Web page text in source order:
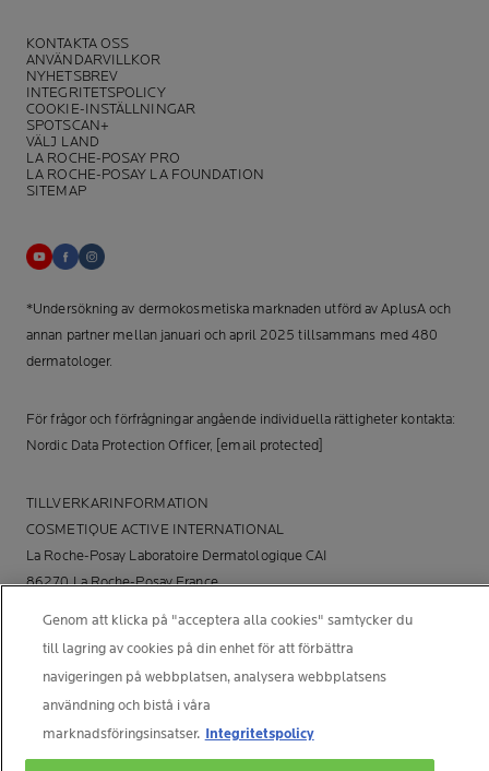
KONTAKTA OSS
ANVÄNDARVILLKOR
NYHETSBREV
INTEGRITETSPOLICY
COOKIE-INSTÄLLNINGAR
SPOTSCAN+
VÄLJ LAND
LA ROCHE-POSAY PRO
LA ROCHE-POSAY LA FOUNDATION
SITEMAP
*Undersökning av dermokosmetiska marknaden utförd av AplusA och
annan partner mellan januari och april 2025 tillsammans med 480
dermatologer.
För frågor och förfrågningar angående individuella rättigheter kontakta:
Nordic Data Protection Officer, [email protected]
TILLVERKARINFORMATION
COSMETIQUE ACTIVE INTERNATIONAL
La Roche-Posay Laboratoire Dermatologique CAI
86270 La Roche-Posay France
© La Roche-Posay
© Centre Thermal de La Roche-Posay
Genom att klicka på "acceptera alla cookies" samtycker du
till lagring av cookies på din enhet för att förbättra
navigeringen på webbplatsen, analysera webbplatsens
användning och bistå i våra
marknadsföringsinsatser. Integritetspolicy